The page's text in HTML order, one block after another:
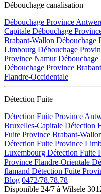
Débouchage canalisation
Débouchage Province
Capitale Débouchage
Brabant-Wallon Débouchage
Limbourg Débouchage
Province Namur
Débouchage Province
Flandre-Occidentale
Détection Fuite
Détection Fuite Province
Bruxelles-Capitale Détection
Fuite Province Brabant-
Détection Fuite Province
Luxembourg Détection Fuite
Province Flandre-Orientale
flamand Détection Fuite
Blog 0472/78.78.78
Disponible 24/7 à Wilsele